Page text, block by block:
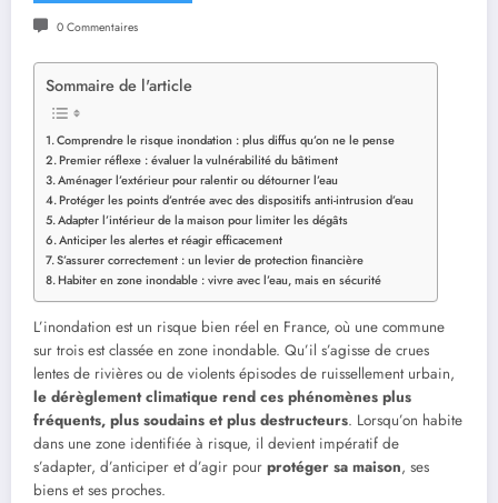
0 Commentaires
Sommaire de l'article
Comprendre le risque inondation : plus diffus qu’on ne le pense
Premier réflexe : évaluer la vulnérabilité du bâtiment
Aménager l’extérieur pour ralentir ou détourner l’eau
Protéger les points d’entrée avec des dispositifs anti-intrusion d’eau
Adapter l’intérieur de la maison pour limiter les dégâts
Anticiper les alertes et réagir efficacement
S’assurer correctement : un levier de protection financière
Habiter en zone inondable : vivre avec l’eau, mais en sécurité
L’inondation est un risque bien réel en France, où une commune
sur trois est classée en zone inondable. Qu’il s’agisse de crues
lentes de rivières ou de violents épisodes de ruissellement urbain,
le dérèglement climatique rend ces phénomènes plus
fréquents, plus soudains et plus destructeurs. Lorsqu’on habite
dans une zone identifiée à risque, il devient impératif de
s’adapter, d’anticiper et d’agir pour protéger sa maison, ses
biens et ses proches.